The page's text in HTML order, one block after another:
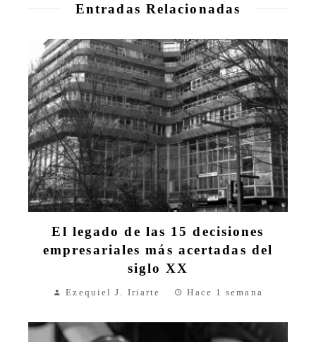
Entradas Relacionadas
El legado de las 15 decisiones
empresariales más acertadas del
siglo XX
Ezequiel J. Iriarte Hace 1 semana